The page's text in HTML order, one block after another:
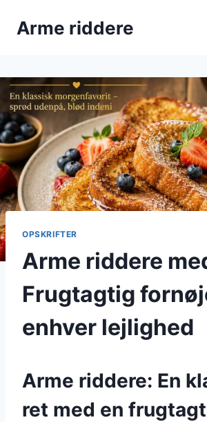
Arme riddere
OPSKRIFTER
Arme riddere
Frugtagtig
enhver lejlighed
Arme riddere: En
ret med en